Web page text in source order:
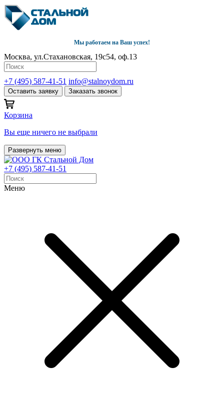
Мы работаем на Ваш успех!
Москва, ул.Стахановская, 19с54, оф.13
+7 (495) 587-41-51 info@stalnoydom.ru
Оставить заявку Заказать звонок
Корзина
Вы еще ничего не выбрали
Развернуть меню
+7 (495) 587-41-51
Меню